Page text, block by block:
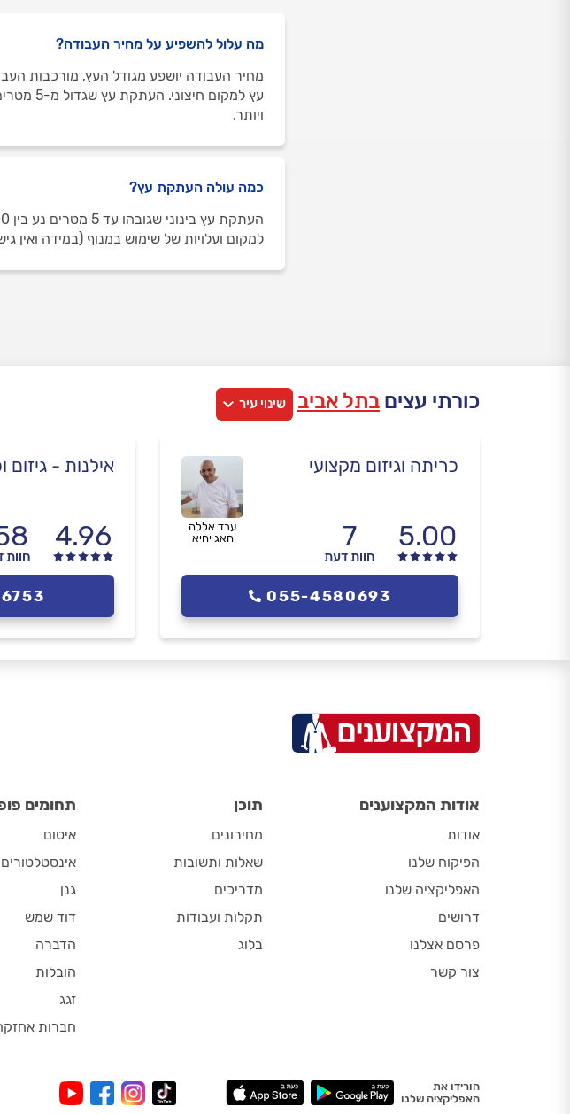
מה עלול להשפיע על מחיר העבודה?
מחיר העבודה יושפע מגודל העץ, מורכבות
ויותר.
כמה עולה העתקת עץ?
למקום ועלויות של שימוש במנוף (במידה ואין
כורתי עצים בתל אביב שינוי עיר
כריתה וגיזום מקצועי
5.00
7
חוות דעת
עבד אללה
חאג יחיא
055-4580693
אילנות - גיזום
4.96
חוות
אודות המקצוענים
אודות
הפיקוח שלנו
האפליקציה שלנו
דרושים
פרסם אצלנו
צור קשר
תוכן
מחירונים
שאלות ותשובות
מדריכים
תקלות ועבודות
בלוג
תחומים
איטום
אינסטלטורים
גנן
דוד שמש
הדברה
הובלות
זגג
חברות
הורידו את
האפליקציה שלנו